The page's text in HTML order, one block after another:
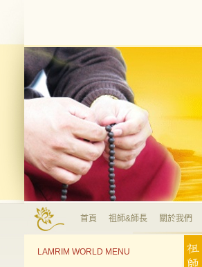
首頁 祖師&師長 關於我們
LAMRIM WORLD MENU